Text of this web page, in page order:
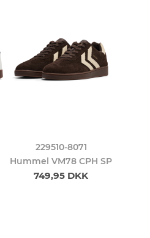
229510-8071
Hummel VM78 CPH SP
749,95 DKK